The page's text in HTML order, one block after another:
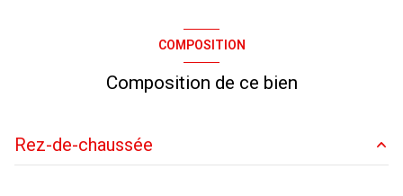
cuisine américaine (équipée)
exposition Ouest
COMPOSITION
Composition de ce bien
Rez-de-chaussée